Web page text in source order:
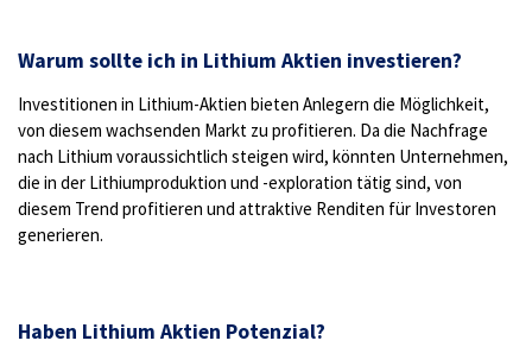
Warum sollte ich in Lithium Aktien investieren?
Investitionen in Lithium-Aktien bieten Anlegern die Möglichkeit,
von diesem wachsenden Markt zu profitieren. Da die Nachfrage
nach Lithium voraussichtlich steigen wird, könnten Unternehmen,
die in der Lithiumproduktion und -exploration tätig sind, von
diesem Trend profitieren und attraktive Renditen für Investoren
generieren.
Haben Lithium Aktien Potenzial?